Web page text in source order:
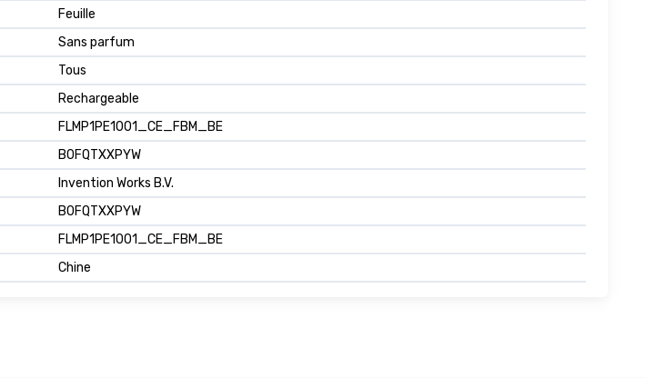
‎Feuille
‎Sans parfum
‎Tous
‎Rechargeable
‎FLMP1PE1001_CE_FBM_BE
‎B0FQTXXPYW
Invention Works B.V.
B0FQTXXPYW
FLMP1PE1001_CE_FBM_BE
Chine